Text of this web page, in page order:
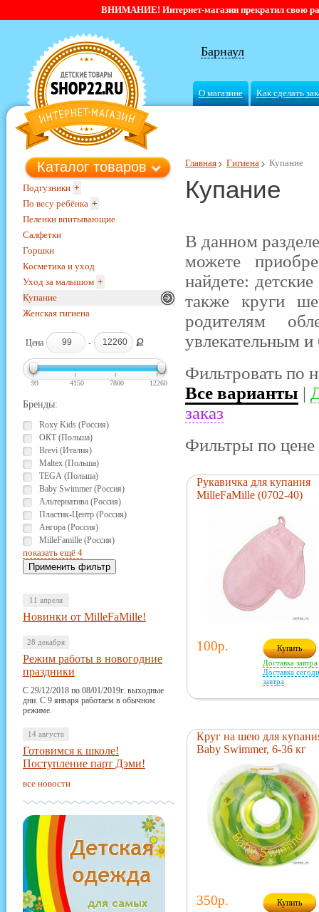
ВНИМАНИЕ! Интернет-магазин прекратил свою
Барнаул
О магазине Как сделать
Главная Гигиена Купание
Купание
В данном
можете
найдете:
также круги
родителям
увлекательным
Фильтровать по
Все варианты |
заказ
Фильтры по цене
Каталог товаров
Подгузники +
По весу ребёнка +
Пеленки впитывающие
Салфетки
Горшки
Косметика и уход
Уход за малышом +
Купание
Женская гигиена
Цена - Ք
99 4150 7800 12260
Бренды:
Roxy Kids (Россия)
ОКТ (Польша)
Brevi (Италия)
Maltex (Польша)
TEGA (Польша)
Baby Swimmer (Россия)
Альтернатива (Россия)
Пластик-Центр (Россия)
Ангора (Россия)
MilleFamille (Россия)
показать ещё 4
11 апреля
Новинки от MilleFaMille!
28 декабря
Режим работы в новогодние
праздники
С 29/12/2018 по 08/01/2019г. выходные
дни. С 9 января работаем в обычном
режиме.
14 августа
Готовимся к школе!
Поступление парт Дэми!
все новости
Рукавичка для купания
MilleFaMille (0702-40)
100р. Купить
Доставка завтра
Доставка
завтра
Круг на шею для
Baby Swimmer, 6-36 кг
350р. Купить